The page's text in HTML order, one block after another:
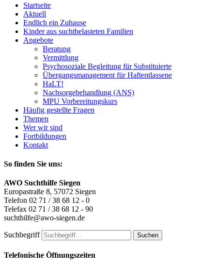
Startseite
Aktuell
Endlich ein Zuhause
Kinder aus suchtbelasteten Familien
Angebote
Beratung
Vermittlung
Psychosoziale Begleitung für Substituierte
Übergangsmanagement für Haftentlassene
HaLT!
Nachsorgebehandlung (ANS)
MPU Vorbereitungskurs
Häufig gestellte Fragen
Themen
Wer wir sind
Fortbildungen
Kontakt
So finden Sie uns:
AWO Suchthilfe Siegen
Europastraße 8, 57072 Siegen
Telefon 02 71 / 38 68 12 - 0
Telefax 02 71 / 38 68 12 - 90
suchthilfe@awo-siegen.de
Suchbegriff Suchen
Telefonische Öffnungszeiten